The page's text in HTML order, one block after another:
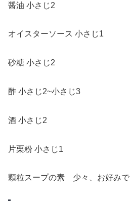
醤油 小さじ2
オイスターソース 小さじ1
砂糖 小さじ2
酢 小さじ2~小さじ3
酒 小さじ2
片栗粉 小さじ1
顆粒スープの素 少々、お好みで